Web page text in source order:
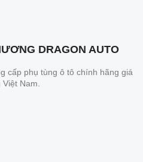
DRAGON AUTO
cấp phụ tùng ô tô chính hãng giá
Nam.